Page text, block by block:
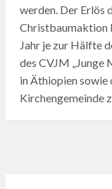
werden. Der Erlös
Christbaumaktion
Jahr je zur Hälfte
des CVJM „Junge
in Äthiopien sowie
Kirchengemeinde